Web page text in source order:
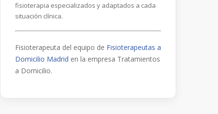
fisioterapia especializados y adaptados a cada
situación clínica.
Fisioterapeuta del equipo de Fisioterapeutas a
Domicilio Madrid en la empresa Tratamientos
a Domicilio.